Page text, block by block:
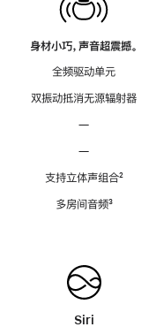
身材小巧，声音超震撼。
全频驱动单元
双振动抵消无源辐射器
—
—
支持立体声组合脚
²
多房间音频脚
³
Siri